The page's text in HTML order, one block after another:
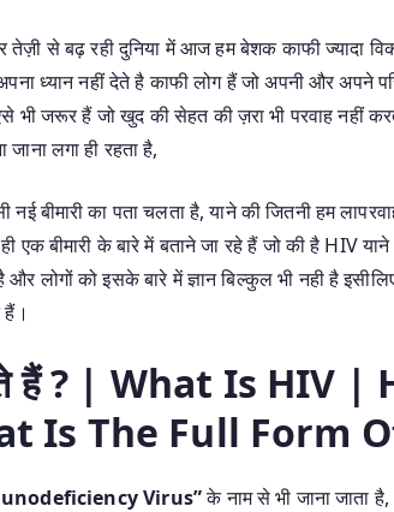
से बढ़ रही दुनिया में आज हम बेशक काफी ज्यादा
ध्यान नहीं देते है काफी लोग हैं जो अपनी और अपने
भी जरूर हैं जो खुद की सेहत की ज़रा भी परवाह नहीं
लगा ही रहता है,
बीमारी का पता चलता है, याने की जितनी हम
एक बीमारी के बारे में बताने जा रहे हैं जो की है
लोगों को इसके बारे में ज्ञान बिल्कुल भी नही है
हैं ? | What Is HIV |
Is The Full Form
Virus”के नाम से भी जाना जाता